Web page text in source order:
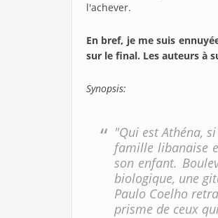
l'achever.
En bref, je me suis
sur le final. Les auteurs à
Synopsis:
"Qui est Athéna,
famille libanaise
son enfant.
biologique, une
Paulo Coelho
prisme de ceux